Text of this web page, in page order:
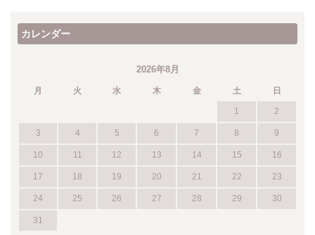
カレンダー
2026年8月
月 火 水 木 金 土 日
1 2
3 4 5 6 7 8 9
10 11 12 13 14 15 16
17 18 19 20 21 22 23
24 25 26 27 28 29 30
31